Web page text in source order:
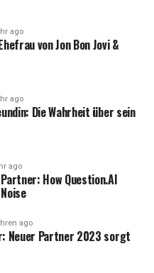
ago
von Jon Bon Jovi &
ago
Die Wahrheit über sein
ago
How Question.AI
ago
Neuer Partner 2023 sorgt